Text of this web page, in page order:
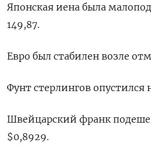
Японская иена была
149,87.
Евро был стабилен возле
Фунт стерлингов опустился
Швейцарский франк
$0,8929​.